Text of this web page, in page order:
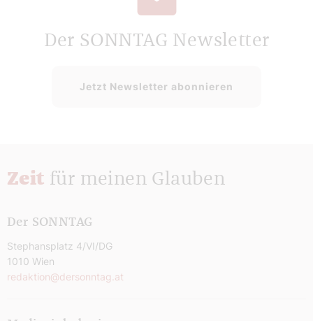
Der SONNTAG Newsletter
Jetzt Newsletter abonnieren
Zeit für meinen Glauben
Der SONNTAG
Stephansplatz 4/VI/DG
1010 Wien
redaktion@dersonntag.at